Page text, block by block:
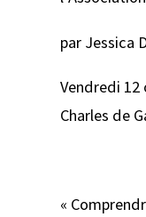
par Jessica
Vendredi 12
Charles de
«